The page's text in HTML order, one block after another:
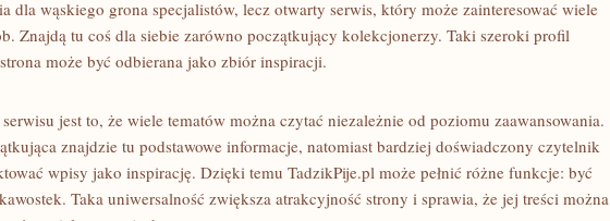
dla wąskiego grona specjalistów, lecz otwarty serwis, który może zainteresować wiele
Znajdą tu coś dla siebie zarówno początkujący kolekcjonerzy. Taki szeroki profil
może być odbierana jako zbiór inspiracji.
jest to, że wiele tematów można czytać niezależnie od poziomu zaawansowania.
znajdzie tu podstawowe informacje, natomiast bardziej doświadczony czytelnik
wpisy jako inspirację. Dzięki temu TadzikPije.pl może pełnić różne funkcje: być
Taka uniwersalność zwiększa atrakcyjność strony i sprawia, że jej treści można